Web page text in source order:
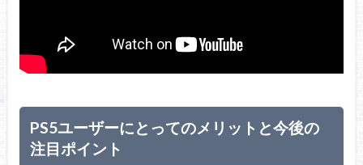
PS5ユーザーにとってのメリットと今後の
注目ポイント